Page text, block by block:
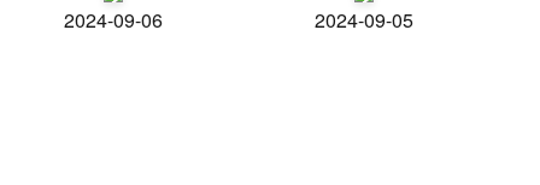
2024-09-06 2024-09-05